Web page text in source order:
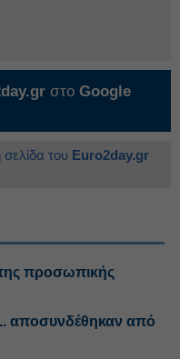
στο Google
του Euro2day.gr
προσωπικής
αποσυνδέθηκαν από